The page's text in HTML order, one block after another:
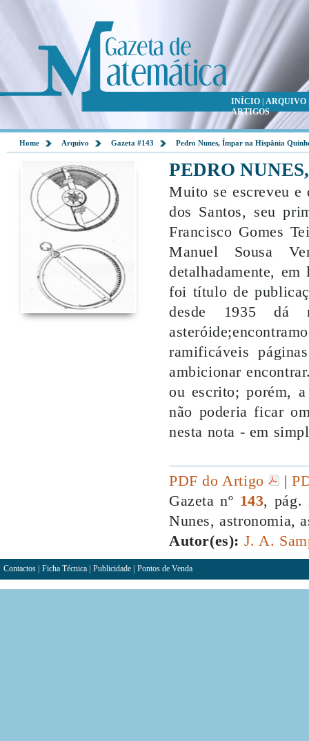
INÍCIO ARQUIVO
ARTIGOS
Home Arquivo Gazeta #143 Pedro Nunes, Ímpar na Hispânia
PEDRO
Muito se escreveu
dos Santos, seu
Francisco Gomes
Manuel Sousa
detalhadamente,
foi título de
desde 1935 dá
ramificáveis
ambicionar
ou escrito; porém,
não poderia ficar
nesta nota - em
PDF do Artigo |
Gazeta nº 143, pág.
Nunes, astronomia,
Autor(es): J. A.
Contactos Ficha Técnica Publicidade Pontos de Venda